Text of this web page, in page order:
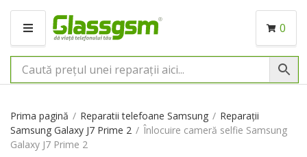
M
N
I
0
Prima pagină / Reparatii telefoane Samsung / Reparații
Samsung Galaxy J7 Prime 2 / Înlocuire cameră selfie Samsung
Galaxy J7 Prime 2